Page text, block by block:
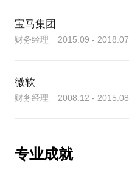
宝马集团
财务经理 2015.09 - 2018.07
微软
财务经理 2008.12 - 2015.08
专业成就